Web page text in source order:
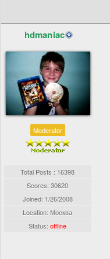
hdmaniac
Moderator
Total Posts : 16398
Scores: 30620
Joined: 1/26/2008
Location: Москва
Status:offline